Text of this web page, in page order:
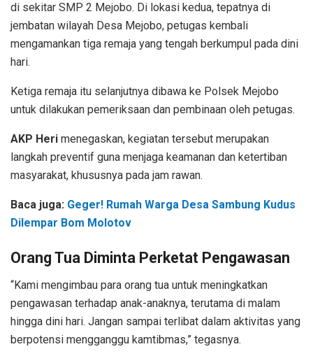
di sekitar SMP 2 Mejobo. Di lokasi kedua, tepatnya di
jembatan wilayah Desa Mejobo, petugas kembali
mengamankan tiga remaja yang tengah berkumpul pada dini
hari.
Ketiga remaja itu selanjutnya dibawa ke Polsek Mejobo
untuk dilakukan pemeriksaan dan pembinaan oleh petugas.
AKP Heri menegaskan, kegiatan tersebut merupakan
langkah preventif guna menjaga keamanan dan ketertiban
masyarakat, khususnya pada jam rawan.
Baca juga: Geger! Rumah Warga Desa Sambung Kudus
Dilempar Bom Molotov
Orang Tua Diminta Perketat Pengawasan
“Kami mengimbau para orang tua untuk meningkatkan
pengawasan terhadap anak-anaknya, terutama di malam
hingga dini hari. Jangan sampai terlibat dalam aktivitas yang
berpotensi mengganggu kamtibmas,” tegasnya.